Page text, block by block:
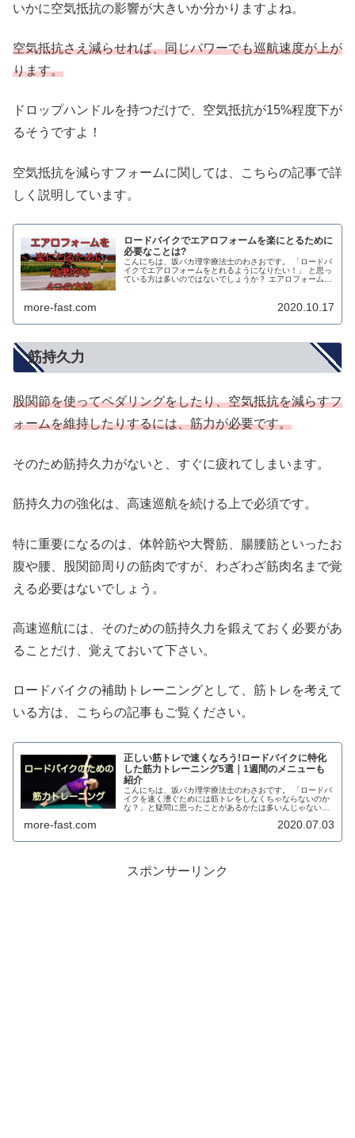
いかに空気抵抗の影響が大きいか分かりますよね。
空気抵抗さえ減らせれば、同じパワーでも巡航速度が上が
ります。
ドロップハンドルを持つだけで、空気抵抗が15%程度下が
るそうですよ！
空気抵抗を減らすフォームに関しては、こちらの記事で詳
しく説明しています。
ロードバイクでエアロフォームを楽にとるために
必要なことは?
こんにちは、坂バカ理学療法士のわさおです。 「ロードバ
イクでエアロフォームをとれるようになりたい！」 と思っ
ている方は多いのではないでしょうか？ エアロフォームを
more-fast.com 2020.10.17
筋持久力
股関節を使ってペダリングをしたり、空気抵抗を減らすフ
ォームを維持したりするには、筋力が必要です。
そのため筋持久力がないと、すぐに疲れてしまいます。
筋持久力の強化は、高速巡航を続ける上で必須です。
特に重要になるのは、体幹筋や大臀筋、腸腰筋といったお
腹や腰、股関節周りの筋肉ですが、わざわざ筋肉名まで覚
える必要はないでしょう。
高速巡航には、そのための筋持久力を鍛えておく必要があ
ることだけ、覚えておいて下さい。
ロードバイクの補助トレーニングとして、筋トレを考えて
いる方は、こちらの記事もご覧ください。
正しい筋トレで速くなろう!ロードバイクに特化
した筋力トレーニング5選｜1週間のメニューも
紹介
こんにちは、坂バカ理学療法士のわさおです。 「ロードバ
イクを速く漕ぐためには筋トレをしなくちゃならないのか
な？」と疑問に思ったことがあるかたは多いんじゃないで
more-fast.com 2020.07.03
スポンサーリンク